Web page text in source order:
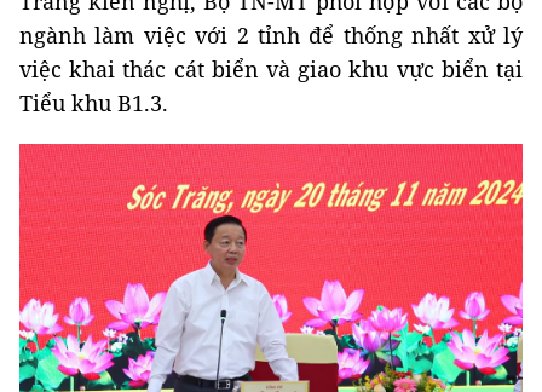
ngành làm việc với 2 tỉnh để thống nhất xử lý
việc khai thác cát biển và giao khu vực biển tại
Tiểu khu B1.3.